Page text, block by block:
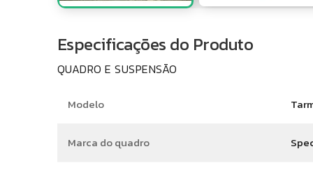
Especificações do Produto
QUADRO E SUSPENSÃO
Modelo
Marca do quadro